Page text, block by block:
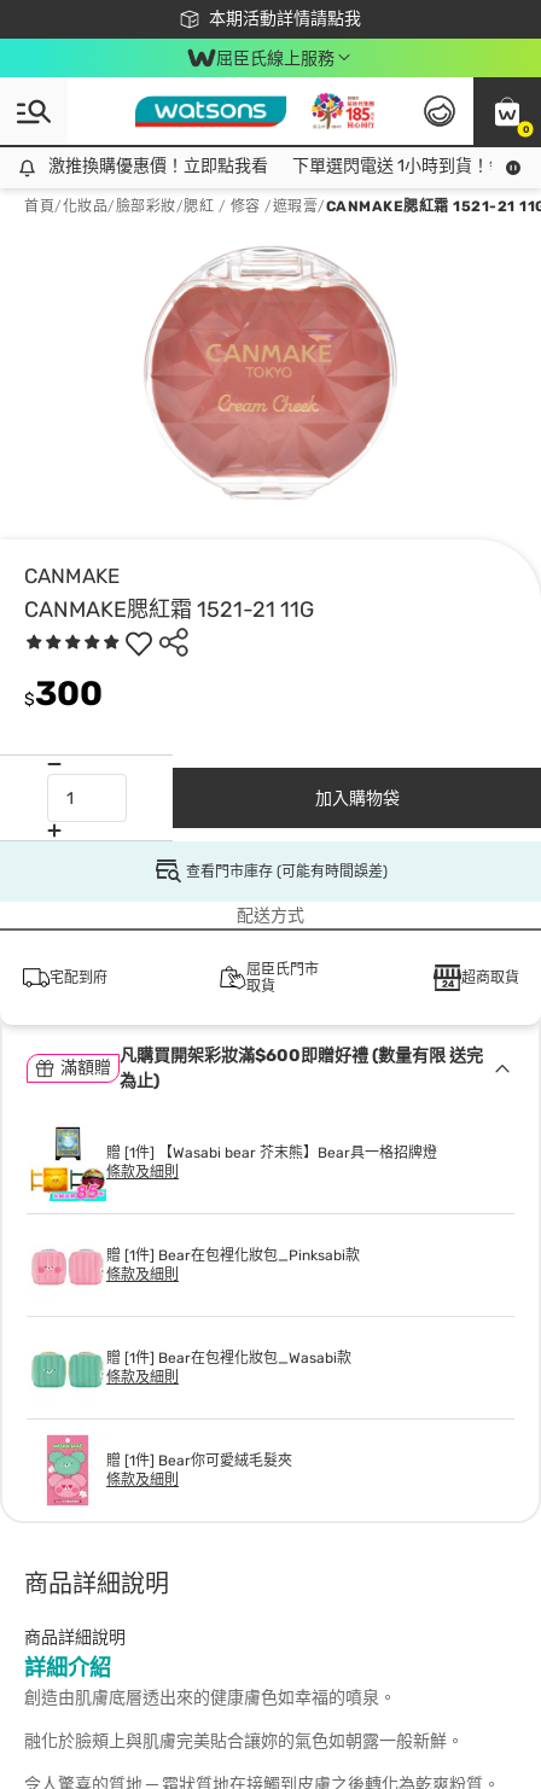
本期活動詳情請點我
下載app最高回饋$350
屈臣氏線上服務
0
激推換購優惠價！立即點我看
激推換購優惠價！立即點我看 下單選閃電送 1小時到貨！領神
首頁/化妝品/臉部彩妝/腮紅 / 修容 /遮瑕膏/CANMAKE腮紅霜 1521-21
CANMAKE
CANMAKE腮紅霜 1521-21 11G
$300
加入購物袋
查看門市庫存 (可能有時間誤差)
配送方式
宅配到府
屈臣氏門市
取貨
超商取貨
滿額贈
凡購買開架彩妝滿$600即贈好禮 (數量有限 送完
為止)
贈 [1件] 【Wasabi bear 芥末熊】Bear具一格招牌燈
條款及細則
贈 [1件] Bear在包裡化妝包_Pinksabi款
條款及細則
贈 [1件] Bear在包裡化妝包_Wasabi款
條款及細則
贈 [1件] Bear你可愛絨毛髮夾
條款及細則
商品詳細說明
商品詳細說明
詳細介紹
創造由肌膚底層透出來的健康膚色如幸福的噴泉。
融化於臉頰上與肌膚完美貼合讓妳的氣色如朝露一般新鮮。
令人驚喜的質地­­­ ─ 霜狀質地在接觸到皮膚之後轉化為乾爽粉質。